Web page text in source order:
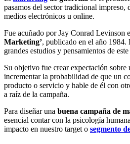
pasamos del sector tradicional impreso,
medios electrónicos u online.
Fue acuñado por Jay Conrad Levinson
Marketing’, publicado en el año 1984.
grandes estudios y pensamientos de
Su objetivo fue crear expectación sobre
incrementar la probabilidad de que un
producto o servicio y hable de él con
a raíz de la campaña.
Para diseñar una buena campaña de
esencial contar con la psicología
impacto en nuestro target o segmento